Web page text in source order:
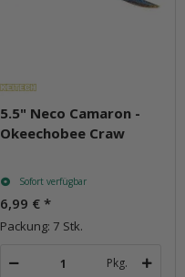
5.5" Neco Camaron -
Okeechobee Craw
Sofort verfügbar
6,99 € *
Packung: 7 Stk.
Pkg.